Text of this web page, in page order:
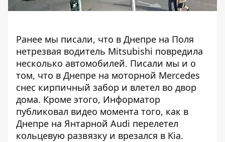
Ранее мы писали, что в Днепре на Поля
нетрезвая водитель Mitsubishi повредила
несколько автомобилей. Писали мы и о
том, что в Днепре на моторной Mercedes
снес кирпичный забор и влетел во двор
дома. Кроме этого, Информатор
публиковал видео момента того, как в
Днепре на Янтарной Audi перелетел
кольцевую развязку и врезался в Kia.